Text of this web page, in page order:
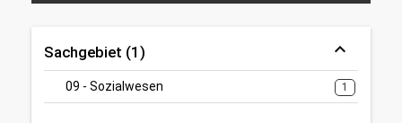
Sachgebiet (1)
09 - Sozialwesen 1